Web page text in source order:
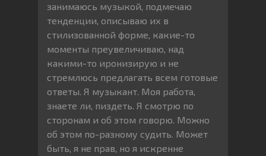
занимаюсь музыкой, подмечаю
тенденции, описываю их в
стилизованной форме, какие-то
моменты преувеличиваю, над
какими-то иронизирую и не
стремлюсь предлагать всем готовые
ответы. Я музыкант. Моя работа,
знаете ли, пиздеть. Я смотрю по
сторонам и об этом говорю. Можно
об этом по-разному судить. Может
быть, я не прав, но я искренне